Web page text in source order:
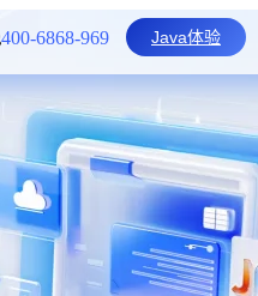
400-6868-969 Java体验